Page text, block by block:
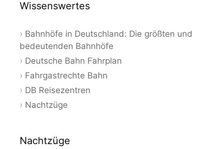
Wissenswertes
Bahnhöfe in Deutschland: Die größten und
bedeutenden Bahnhöfe
Deutsche Bahn Fahrplan
Fahrgastrechte Bahn
DB Reisezentren
Nachtzüge
Nachtzüge